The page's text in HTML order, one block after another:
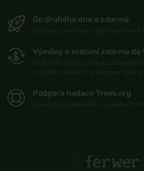
Do druhého dne a zdarma
Výměny a vrácení zdarma do
Podpora nadace Trees.org